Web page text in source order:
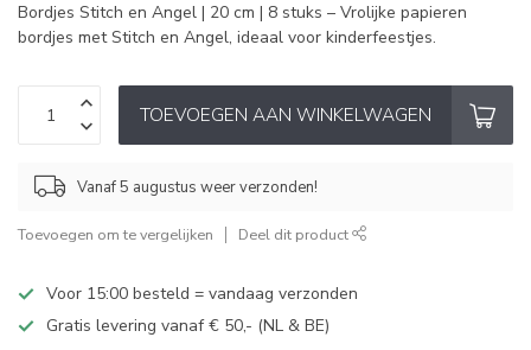
Bordjes Stitch en Angel | 20 cm | 8 stuks – Vrolijke papieren
bordjes met Stitch en Angel, ideaal voor kinderfeestjes.
TOEVOEGEN AAN WINKELWAGEN
Vanaf 5 augustus weer verzonden!
Toevoegen om te vergelijken Deel dit product
Voor 15:00 besteld = vandaag verzonden
Gratis levering vanaf € 50,- (NL & BE)